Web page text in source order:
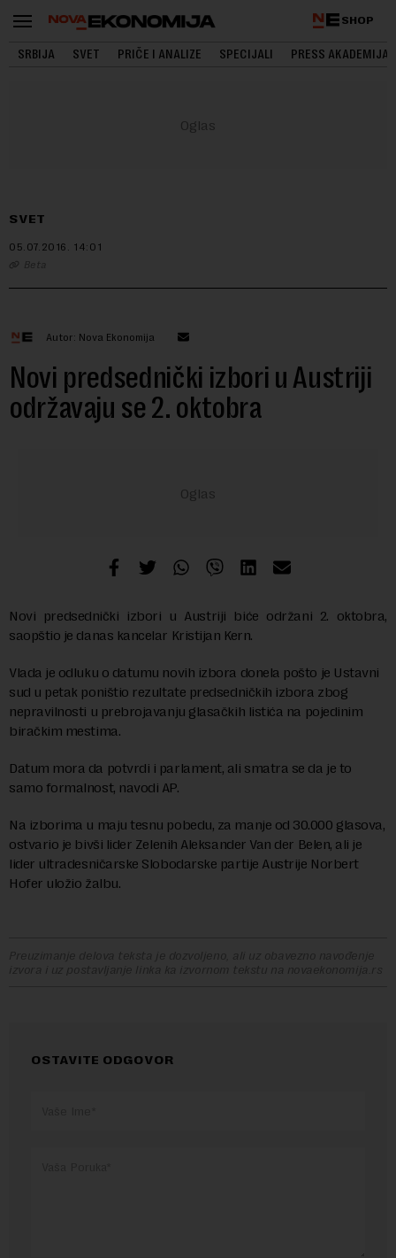
SHOP
SRBIJA SVET PRIČE I ANALIZE SPECIJALI PRESS AKADEMIJA
SVET
05.07.2016. 14:01
Beta
Autor: Nova Ekonomija
Novi predsednički izbori u Austriji
održavaju se 2. oktobra
Novi predsednički izbori u Austriji biće održani 2. oktobra,
saopštio je danas kancelar Kristijan Kern.
Vlada je odluku o datumu novih izbora donela pošto je Ustavni
sud u petak poništio rezultate predsedničkih izbora zbog
nepravilnosti u prebrojavanju glasačkih listića na pojedinim
biračkim mestima.
Datum mora da potvrdi i parlament, ali smatra se da je to
samo formalnost, navodi AP.
Na izborima u maju tesnu pobedu, za manje od 30.000 glasova,
ostvario je bivši lider Zelenih Aleksander Van der Belen, ali je
lider ultradesničarske Slobodarske partije Austrije Norbert
Hofer uložio žalbu.
Preuzimanje delova teksta je dozvoljeno, ali uz obavezno navođenje
izvora i uz postavljanje linka ka izvornom tekstu na novaekonomija.rs
OSTAVITE ODGOVOR